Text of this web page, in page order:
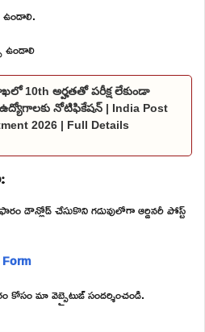
ఉండాలి.
ఉండాలి
10th అర్హతతో పరీక్ష లేకుండా
ఉద్యోగాలకు నోటిఫికేషన్ | India Post
2026 | Full Details
డౌన్లోడ్ చేసుకొని గడువులోగా ఆర్డినరీ పోస్ట్
మా వెబ్సైటుఙ్ సందర్శించండి.